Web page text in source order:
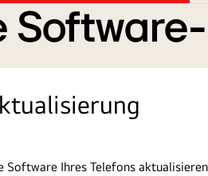
Software Ihres Telefons